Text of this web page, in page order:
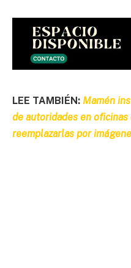
LEE TAMBIÉN: Mamén
de autoridades en
reemplazarlas por